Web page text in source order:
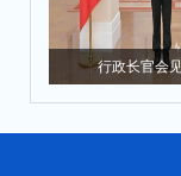
行政长官会